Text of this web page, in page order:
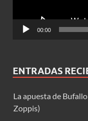
00:00
ENTRADAS
La apuesta de
Zoppis)